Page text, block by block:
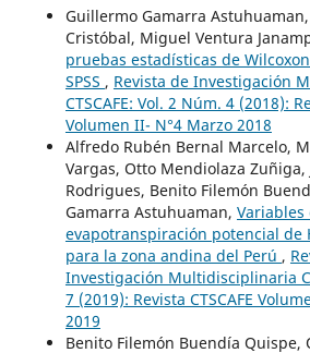
Guillermo Gamarra
Cristóbal, Miguel Ventura
pruebas estadísticas de
SPSS , Revista de Investigación
CTSCAFE: Vol. 2 Núm. 4 (2018):
Volumen II- N°4 Marzo 2018
Alfredo Rubén Bernal Marcelo,
Vargas, Otto Mendiolaza Zuñiga,
Rodrigues, Benito Filemón
Gamarra Astuhuaman, Variables
evapotranspiración potencial de
para la zona andina del Perú ,
Investigación Multidisciplinaria
7 (2019): Revista CTSCAFE
2019
Benito Filemón Buendía Quispe,